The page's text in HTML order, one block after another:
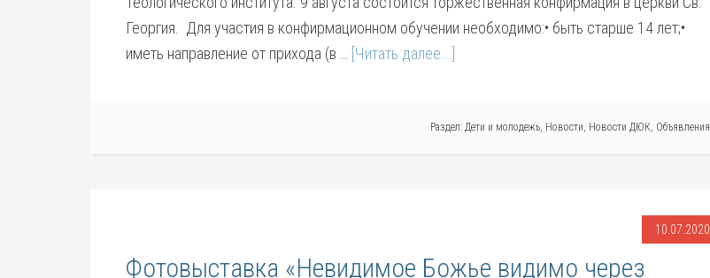
Георгия. Для участия в конфирмационном обучении необходимо:• быть старше 14 лет;•
иметь направление от прихода (в …
[Читать далее...]
Раздел: Дети и молодежь, Новости, Новости ДЮК, Объявления
10.07.2020
Фотовыставка «Невидимое Божье видимо через